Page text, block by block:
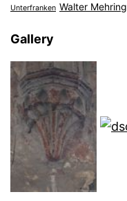
Unterfranken Walter Mehring
Gallery